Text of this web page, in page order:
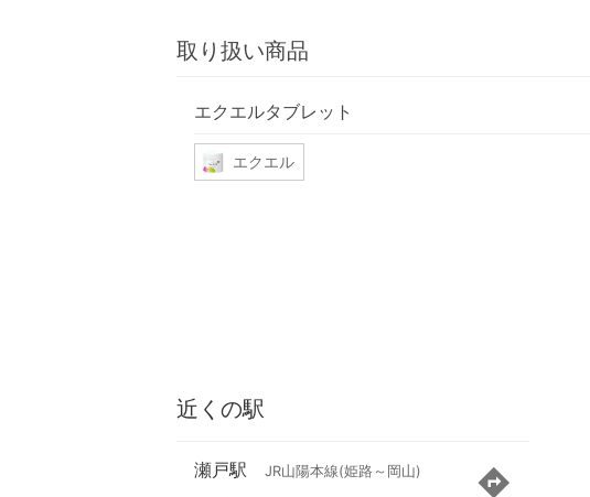
取り扱い商品
エクエルタブレット
エクエル
近くの駅
瀬戸駅 JR山陽本線(姫路～岡山)